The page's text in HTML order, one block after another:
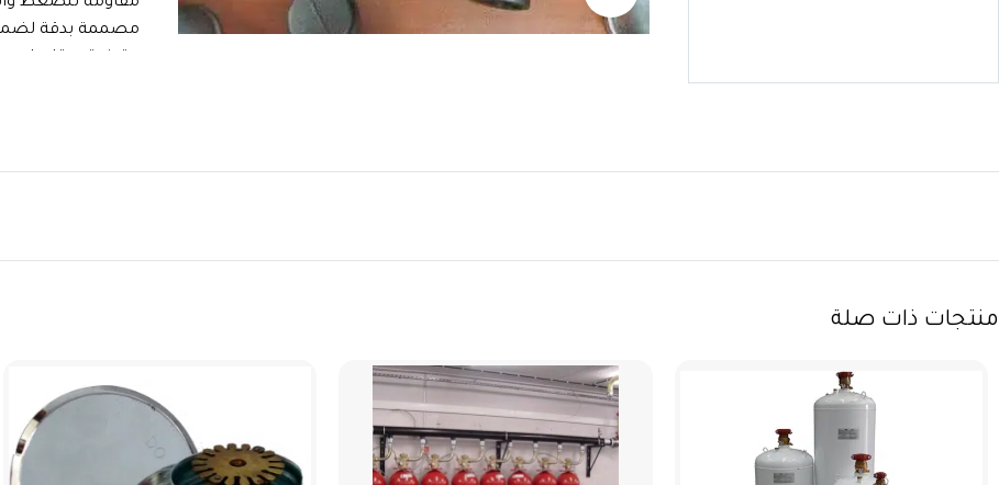
مصممة بدقة
منتجات ذات صلة